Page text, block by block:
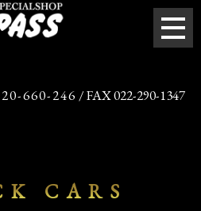
660-246 / FAX 022-290-1347
CARS